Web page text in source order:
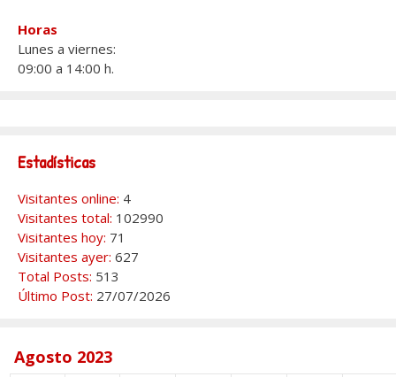
Horas
Lunes a viernes:
09:00 a 14:00 h.
Estadísticas
Visitantes online: 4
Visitantes total: 102990
Visitantes hoy: 71
Visitantes ayer: 627
Total Posts: 513
Último Post: 27/07/2026
Agosto 2023